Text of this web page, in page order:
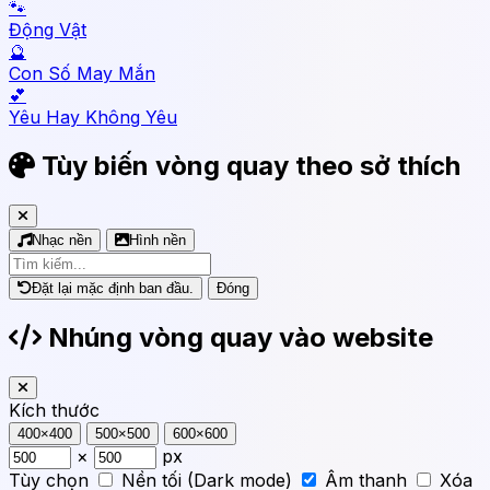
🐾
Động Vật
🔮
Con Số May Mắn
💕
Yêu Hay Không Yêu
Tùy biến vòng quay theo sở thích
Nhạc nền Hình nền
Đặt lại mặc định ban đầu. Đóng
Nhúng vòng quay vào website
Kích thước
400×400 500×500 600×600
×
px
Tùy chọn
Nền tối (Dark mode) Âm thanh Xóa